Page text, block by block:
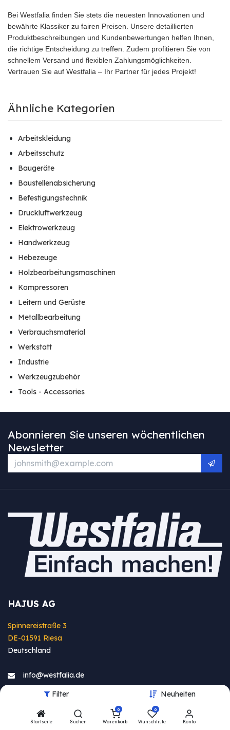
Filter Neuheiten
Startseite Suchen
0
Warenkorb
0
Wunschliste Konto
Bei Westfalia finden Sie stets die neuesten Innovationen und
bewährte Klassiker zu fairen Preisen. Unsere detaillierten
Produktbeschreibungen und Kundenbewertungen helfen Ihnen,
die richtige Entscheidung zu treffen. Zudem profitieren Sie von
schnellem Versand und flexiblen Zahlungsmöglichkeiten.
Vertrauen Sie auf Westfalia – Ihr Partner für jedes Projekt!
Ähnliche Kategorien
Arbeitskleidung
Arbeitsschutz
Baugeräte
Baustellenabsicherung
Befestigungstechnik
Druckluftwerkzeug
Elektrowerkzeug
Handwerkzeug
Hebezeuge
Holzbearbeitungsmaschinen
Kompressoren
Leitern und Gerüste
Metallbearbeitung
Verbrauchsmaterial
Werkstatt
Industrie
Werkzeugzubehör
Tools - Accessories
Abonnieren Sie unseren wöchentlichen
Newsletter
HAJUS AG
Spinnereistraße 3
DE-01591 Riesa
Deutschland
info@westfa​lia.de